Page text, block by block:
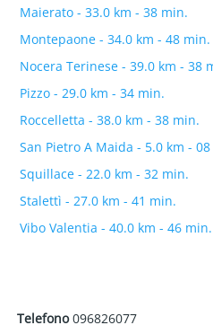
Maierato - 33.0 km - 38 min.
Montepaone - 34.0 km - 48 min.
Nocera Terinese - 39.0 km - 38
Pizzo - 29.0 km - 34 min.
Roccelletta - 38.0 km - 38 min.
San Pietro A Maida - 5.0 km -
Squillace - 22.0 km - 32 min.
Stalettì - 27.0 km - 41 min.
Vibo Valentia - 40.0 km - 46 min.
Telefono096826077